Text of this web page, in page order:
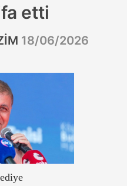
etti
18/06/2026